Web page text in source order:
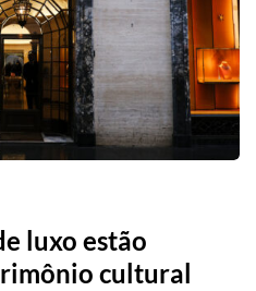
luxo estão
cultural